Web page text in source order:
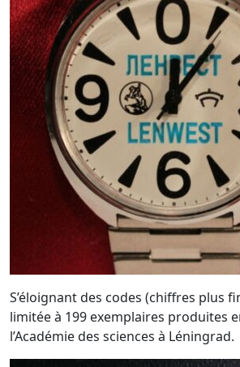
S’éloignant des codes (chiffres plus
limitée à 199 exemplaires produites
l’Académie des sciences à Léningrad.